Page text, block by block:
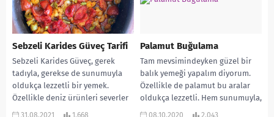
Sebzeli Karides Güveç Tarifi
Sebzeli Karides Güveç, gerek
tadıyla, gerekse de sunumuyla
oldukça lezzetli bir yemek.
Özellikle deniz ürünleri severler
kaçırmasın. Aynı zamanda
31.08.2021 1.668
Palamut Buğulama
Tam mevsimindeyken güzel bir
balık yemeği yapalım diyorum.
Özellikle de palamut bu aralar
oldukça lezzetli. Hem sunumuyla,
hem de tadıyla...
08.10.2020 2.043